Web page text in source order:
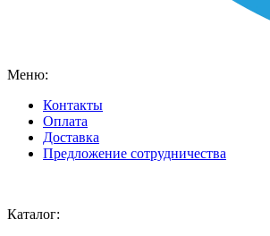
Меню:
Контакты
Оплата
Доставка
Предложение сотрудничества
Каталог: